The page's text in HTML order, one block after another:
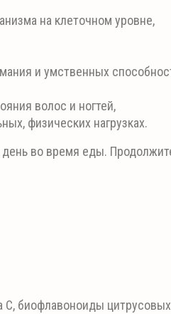
на клеточном уровне,
и умственных
волос и ногтей,
физических нагрузках.
день во время еды.
биофлавоноиды